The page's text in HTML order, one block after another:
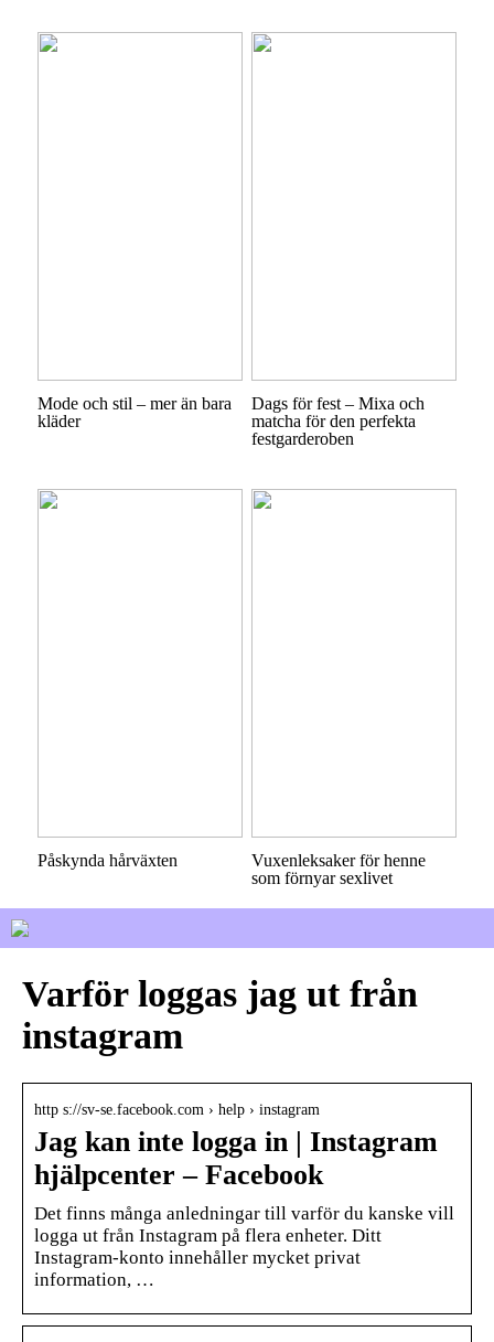
Mode och stil – mer än bara
kläder
Dags för fest – Mixa och
matcha för den perfekta
festgarderoben
Påskynda hårväxten
Vuxenleksaker för henne
som förnyar sexlivet
Varför loggas jag ut från
instagram
http s://sv-se.facebook.com › help › instagram
Jag kan inte logga in | Instagram
hjälpcenter – Facebook
Det finns många anledningar till varför du kanske vill
logga ut från Instagram på flera enheter. Ditt
Instagram-konto innehåller mycket privat
information, …